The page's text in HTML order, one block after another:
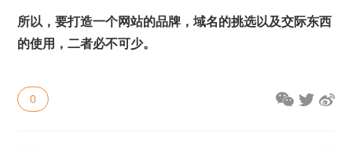
所以，要打造一个网站的品牌，域名的挑选以及交际东西
的使用，二者必不可少。
0